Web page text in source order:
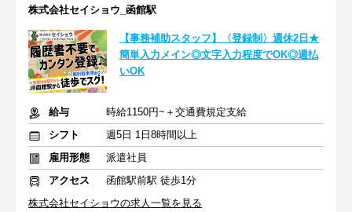
株式会社セイショウ_函館駅
【事務補助スタッフ】〈登録制〉週休2日★
簡単入力メイン◎文字入力程度でOK◎週払
いOK
給与
時給1150円~＋交通費規定支給
シフト
週5日 1日8時間以上
雇用形態
派遣社員
アクセス
函館駅前駅 徒歩1分
株式会社セイショウの求人一覧を見る